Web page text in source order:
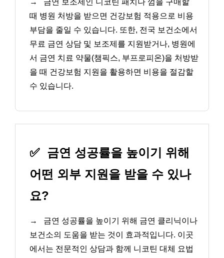
→
금연 보조제인 니코틴 패치나 껌을 구매할
때 병원 처방을 받으면 건강보험 적용으로 비용
부담을 줄일 수 있습니다. 또한, 전국 보건소에서
무료 금연 상담 및 보조제를 지원받거나, 병원에
서 금연 치료 약물(챔픽스, 부프로피온)을 처방받
을 때 건강보험 지원을 활용하면 비용을 절감할
수 있습니다.
✅ 금연 성공률을 높이기 위해
어떤 외부 지원을 받을 수 있나
요?
→
금연 성공률을 높이기 위해 금연 클리닉이나
보건소의 도움을 받는 것이 효과적입니다. 이곳
에서는 전문적인 상담과 함께 니코틴 대체 요법